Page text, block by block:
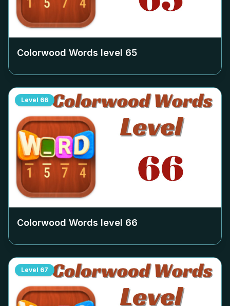
Colorwood Words level 65
Level 66
Colorwood Words level 66
Level 67